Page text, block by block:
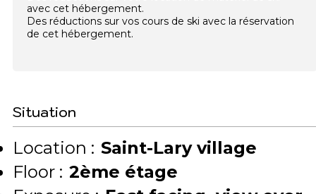
avec cet hébergement.
Des réductions sur vos cours de ski avec la réservation
de cet hébergement.
Situation
Location : Saint-Lary village
Floor : 2ème étage